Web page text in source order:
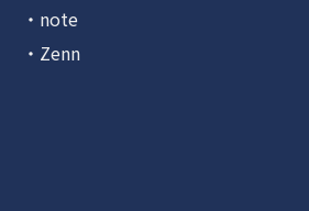
・note
・Zenn